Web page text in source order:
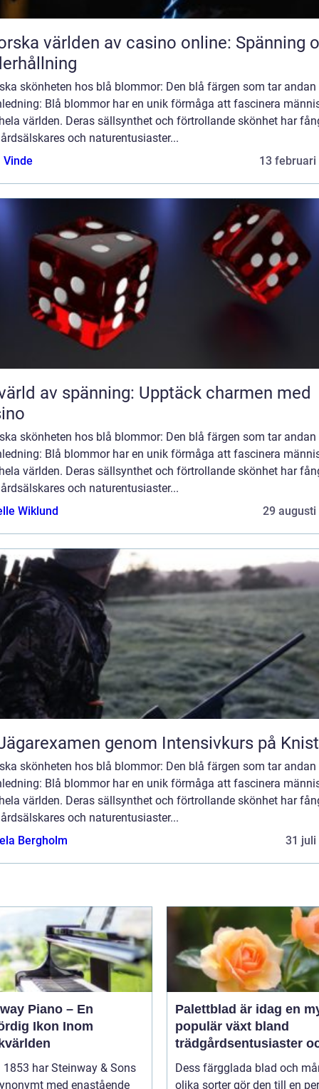
världen av casino online: Spänning
skönheten hos blå blommor: Den blå färgen som tar andan
Blå blommor har en unik förmåga att fascinera
världen. Deras sällsynthet och förtrollande skönhet har
och naturentusiaster...
Vinde
13 februari
av spänning: Upptäck charmen med
skönheten hos blå blommor: Den blå färgen som tar andan
Blå blommor har en unik förmåga att fascinera
världen. Deras sällsynthet och förtrollande skönhet har
och naturentusiaster...
Wiklund
29 augusti
genom Intensivkurs på
skönheten hos blå blommor: Den blå färgen som tar andan
Blå blommor har en unik förmåga att fascinera
världen. Deras sällsynthet och förtrollande skönhet har
och naturentusiaster...
Bergholm
31 juli
Piano – En
Ikon Inom
1853 har Steinway & Sons
med enastående
Palettblad är idag en
populär växt bland
trädgårdsentusiaster
inom inredning
Dess färgglada blad och
olika sorter gör den till en